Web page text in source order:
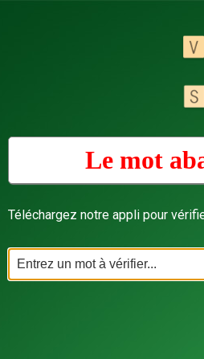
Le mot
Téléchargez notre appli pour